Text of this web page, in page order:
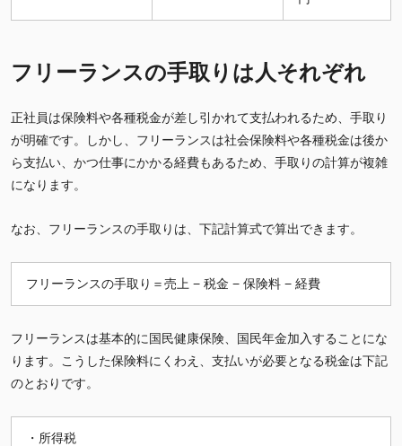
フリーランスの手取りは人それぞれ
正社員は保険料や各種税金が差し引かれて支払われるため、手取り
が明確です。しかし、フリーランスは社会保険料や各種税金は後か
ら支払い、かつ仕事にかかる経費もあるため、手取りの計算が複雑
になります。
なお、フリーランスの手取りは、下記計算式で算出できます。
フリーランスの手取り＝売上 − 税金 − 保険料 − 経費
フリーランスは基本的に国民健康保険、国民年金加入することにな
ります。こうした保険料にくわえ、支払いが必要となる税金は下記
のとおりです。
・所得税